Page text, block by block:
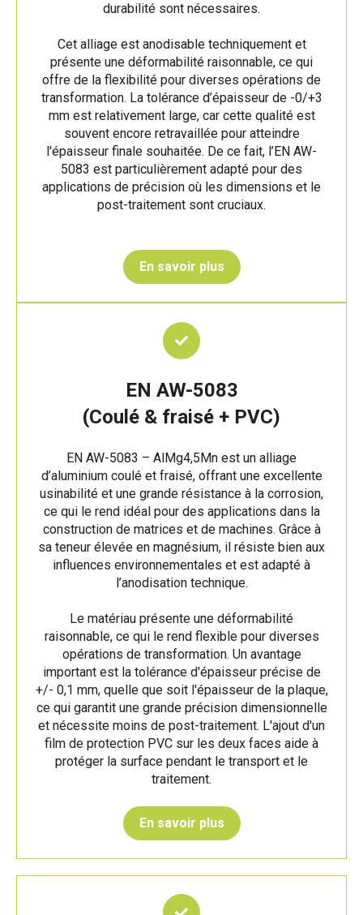
durabilité sont nécessaires.
Cet alliage est anodisable techniquement et
présente une déformabilité raisonnable, ce qui
offre de la flexibilité pour diverses opérations de
transformation. La tolérance d’épaisseur de -0/+3
mm est relativement large, car cette qualité est
souvent encore retravaillée pour atteindre
l'épaisseur finale souhaitée. De ce fait, l’EN AW-
5083 est particulièrement adapté pour des
applications de précision où les dimensions et le
post-traitement sont cruciaux.
En savoir plus
EN AW-5083
(Coulé & fraisé + PVC)
EN AW-5083 – AlMg4,5Mn est un alliage
d’aluminium coulé et fraisé, offrant une excellente
usinabilité et une grande résistance à la corrosion,
ce qui le rend idéal pour des applications dans la
construction de matrices et de machines. Grâce à
sa teneur élevée en magnésium, il résiste bien aux
influences environnementales et est adapté à
l’anodisation technique.
Le matériau présente une déformabilité
raisonnable, ce qui le rend flexible pour diverses
opérations de transformation. Un avantage
important est la tolérance d'épaisseur précise de
+/- 0,1 mm, quelle que soit l'épaisseur de la plaque,
ce qui garantit une grande précision dimensionnelle
et nécessite moins de post-traitement. L'ajout d'un
film de protection PVC sur les deux faces aide à
protéger la surface pendant le transport et le
traitement.
En savoir plus